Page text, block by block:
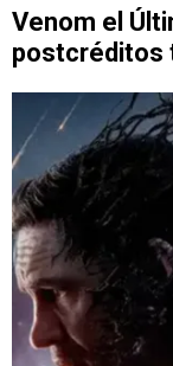
Venom el
postcréditos